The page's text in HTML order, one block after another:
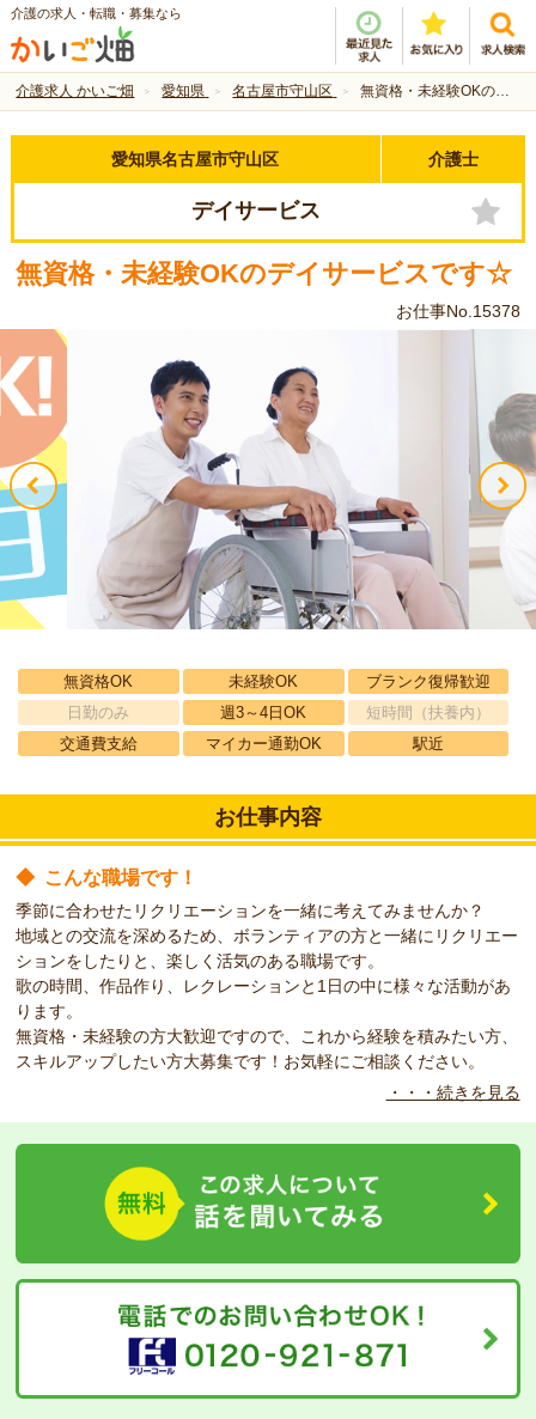
介護の求人・転職・募集なら
介護求人 かいご畑 愛知県 名古屋市守山区 無資格・未経験OKのデイサービスです☆
愛知県名古屋市守山区 介護士
デイサービス
無資格・未経験OKのデイサービスです☆
お仕事No.15378
無資格OK 未経験OK
ブランク復帰歓迎
日勤のみ
週3～4日OK
短時間（扶養内）
交通費支給
マイカー通勤OK 駅近
お仕事内容
◆ こんな職場です！
季節に合わせたリクリエーションを一緒に考えてみませんか？
地域との交流を深めるため、ボランティアの方と一緒にリクリエー
ションをしたりと、楽しく活気のある職場です。
歌の時間、作品作り、レクレーションと1日の中に様々な活動があ
ります。
無資格・未経験の方大歓迎ですので、これから経験を積みたい方、
スキルアップしたい方大募集です！お気軽にご相談ください。
業界屈指の高時給☆＋資格取得支援スタート♪
☆）。また名古屋支社限定で、介護職員初任者研修の受講料をキャ
ッシュバック致します！（＊規定あり、派遣での就業が必要です。
詳しくはお問い合わせ下さい）。働きながら頑張る皆様を精一杯バ
ックアップします！
・・・続きを見る